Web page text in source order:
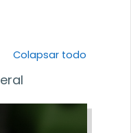
Colapsar todo